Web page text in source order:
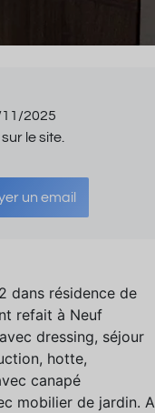
2025
le site.
un email
dans résidence de
refait à Neuf
dressing, séjour
hotte,
canapé
mobilier de jardin. A